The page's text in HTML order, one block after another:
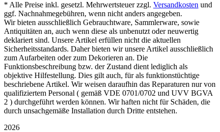
* Alle Preise inkl. gesetzl. Mehrwertsteuer zzgl. Versandkosten und
ggf. Nachnahmegebühren, wenn nicht anders angegeben.
Wir bieten ausschließlich Gebrauchtware, Sammlerware, sowie
Antiquitäten an, auch wenn diese als unbenutzt oder neuwertig
deklariert sind. Unsere Artikel erfüllen nicht die aktuellen
Sicherheitsstandards. Daher bieten wir unsere Artikel ausschließlich
zum Aufarbeiten oder zum Dekorieren an. Die
Funktionsbeschreibung bzw. der Zustand dient lediglich als
objektive Hilfestellung. Dies gilt auch, für als funktionstüchtige
beschriebene Artikel. Wir weisen daraufhin das Reparaturen nur von
qualifiziertem Personal ( gemäß VDE 0701/0702 und UVV BGVA
2 ) durchgeführt werden können. Wir haften nicht für Schäden, die
durch unsachgemäße Installation durch Dritte entstehen.
2026